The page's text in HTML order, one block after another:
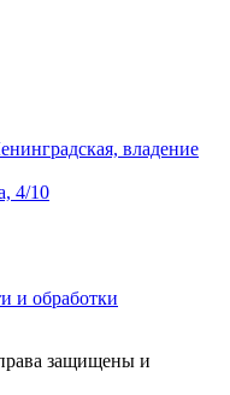
владение
4/10
и обработки
защищены и